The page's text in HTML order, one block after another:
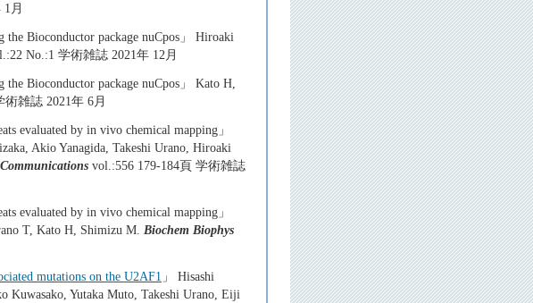
月
the Bioconductor package nuCpos」 Hiroaki
No.:1 学術雑誌 2021年 12月
the Bioconductor package nuCpos」 Kato H,
雑誌 2021年 6月
evaluated by in vivo chemical mapping」
Akio Yanagida, Takeshi Urano, Hiroaki
vol.:556 179-184頁 学術雑誌
evaluated by in vivo chemical mapping」
T, Kato H, Shimizu M. Biochem Biophys
mutations on the U2AF1 」 Hisashi
Kuwasako, Yutaka Muto, Takeshi Urano, Eiji